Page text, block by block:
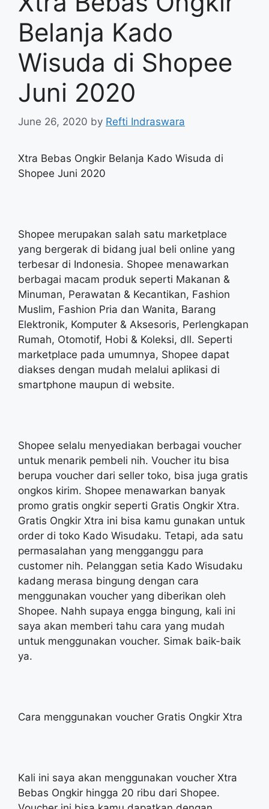
Belanja Kado
Wisuda di Shopee
Juni 2020
June 26, 2020 by Refti Indraswara
Xtra Bebas Ongkir Belanja Kado Wisuda di
Shopee Juni 2020
Shopee merupakan salah satu marketplace
yang bergerak di bidang jual beli online yang
terbesar di Indonesia. Shopee menawarkan
berbagai macam produk seperti Makanan &
Minuman, Perawatan & Kecantikan, Fashion
Muslim, Fashion Pria dan Wanita, Barang
Elektronik, Komputer & Aksesoris, Perlengkapan
Rumah, Otomotif, Hobi & Koleksi, dll. Seperti
marketplace pada umumnya, Shopee dapat
diakses dengan mudah melalui aplikasi di
smartphone maupun di website.
Shopee selalu menyediakan berbagai voucher
untuk menarik pembeli nih. Voucher itu bisa
berupa voucher dari seller toko, bisa juga gratis
ongkos kirim. Shopee menawarkan banyak
promo gratis ongkir seperti Gratis Ongkir Xtra.
Gratis Ongkir Xtra ini bisa kamu gunakan untuk
order di toko Kado Wisudaku. Tetapi, ada satu
permasalahan yang mengganggu para
customer nih. Pelanggan setia Kado Wisudaku
kadang merasa bingung dengan cara
menggunakan voucher yang diberikan oleh
Shopee. Nahh supaya engga bingung, kali ini
saya akan memberi tahu cara yang mudah
untuk menggunakan voucher. Simak baik-baik
ya.
Cara menggunakan voucher Gratis Ongkir Xtra
Kali ini saya akan menggunakan voucher Xtra
Bebas Ongkir hingga 20 ribu dari Shopee.